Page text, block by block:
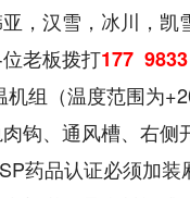
，汉雪，冰川，
老板拨打177 9833
机组（温度范围为
钩、通风槽、右侧
药品认证必须加装